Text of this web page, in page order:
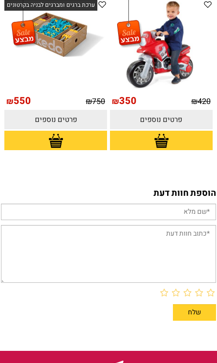
₪420
₪350
פרטים נוספים
ערכת ברגים ומברגים לבניה בקרטונים
₪750
₪550
פרטים נוספים
הוספת חוות דעת